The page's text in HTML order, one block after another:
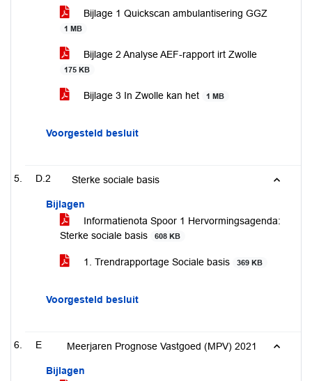
Bijlage 1 Quickscan ambulantisering GGZ
1 MB
Bijlage 2 Analyse AEF-rapport irt Zwolle
175 KB
Bijlage 3 In Zwolle kan het 1 MB
Voorgesteld besluit
D.2 Sterke sociale basis
Bijlagen
Informatienota Spoor 1 Hervormingsagenda:
Sterke sociale basis
608 KB
1. Trendrapportage Sociale basis 369 KB
Voorgesteld besluit
E Meerjaren Prognose Vastgoed (MPV) 2021
Bijlagen